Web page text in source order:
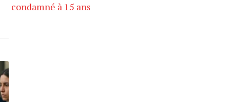
condamné à 15 ans